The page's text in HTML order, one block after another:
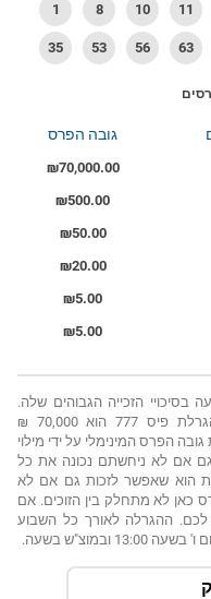
1 8 10 11
35 53 56 63
גובה הפרס
₪70,000.00
₪500.00
₪50.00
₪20.00
₪5.00
₪5.00
מאוד וידועה בסיכויי הזכייה הגבוהים שלה.
הפרס הראשון המינימלי בו ניתן לזכות בהגרלת פיס 777 הוא 70,000 ₪
להכפיל את גובה הפרס המינימלי על ידי מילוי
לזכות גם אם לא ניחשתם נכונה את כל
הוא שאפשר לזכות גם אם לא
כאן לא מתחלק בין הזוכים. אם
ההגרלה לאורך כל השבוע